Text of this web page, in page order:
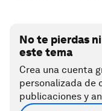
No te pierdas
este tema
Crea una cuenta
personalizada de
publicaciones y